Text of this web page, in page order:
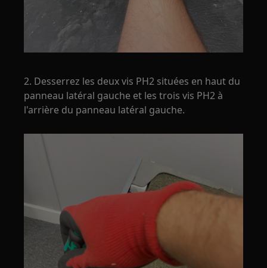
2. Desserrez les deux vis PH2 situées en haut du
panneau latéral gauche et les trois vis PH2 à
l'arrière du panneau latéral gauche.